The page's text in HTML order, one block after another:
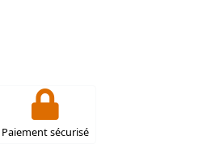
Paiement sécurisé